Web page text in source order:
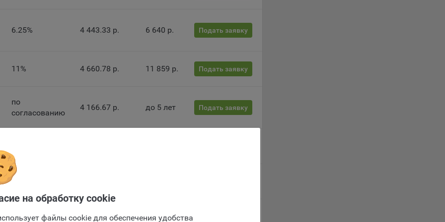
на обработку cookie
файлы cookie для обеспечения удобства
файлы cookie, например, определяющие имя пользователя.
в том числе имени пользователя или выбора языка, и для
повторных прохождений опросов пользователями. Подобные
cookie предпочтений, например, для настройки контента. Данные
cookie собирают информацию о выборе пользователя на сайте и его
и позволяют Обществу «запомнить» информацию о выбранном
файлы cookie, например Яндекс.Метрика, Google Analytics.
файлы cookie собирают информацию о том, как пользователь
сайты, и позволяют Обществу вносить в них улучшения.
файлы cookie показывают, какие страницы сайта Общества
чаще всего, помогают выявлять трудности, возникающие при
6.25% 4 443.33 р. 6 640 р. Подать заявку
11% 4 660.78 р. 11 859 р. Подать заявку
по
согласованию
4 166.67 р. до 5 лет Подать заявку
3%
4.65% 4 368.49 р. 4 844 р.
Отправить заявку
заявки